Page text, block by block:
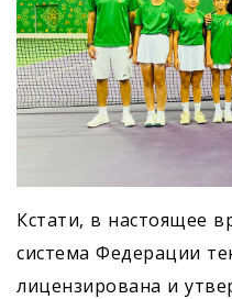
Кстати, в настоящее
система Федерации
лицензирована и